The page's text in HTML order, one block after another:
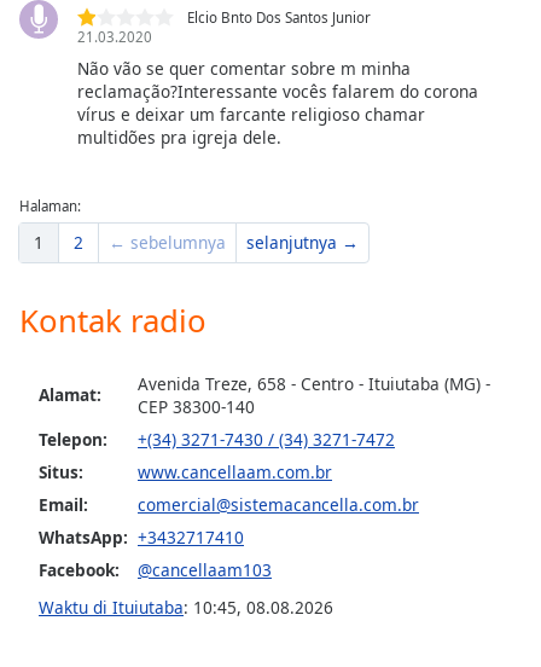
Background
Caption
Color
Opacity
Font
Style
Elcio Bnto Dos Santos Junior
21.03.2020
Não vão se quer comentar sobre m minha
reclamação?Interessante vocês falarem do corona
vírus e deixar um farcante religioso chamar
multidões pra igreja dele.
Halaman:
1 2 ← sebelumnya selanjutnya →
Kontak radio
Alamat:
Avenida Treze, 658 - Centro - Ituiutaba (MG) -
CEP 38300-140
Telepon:
+(34) 3271-7430 / (34) 3271-7472
Situs:
www.cancellaam.com.br
Email:
comercial@sistemacancella.com.br
WhatsApp: +3432717410
Facebook:
@cancellaam103
Waktu di Ituiutaba: 10:45, 08.08.2026